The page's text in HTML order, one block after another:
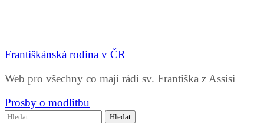
Františkánská rodina v ČR
Web pro všechny co mají rádi sv. Františka z Assisi
Prosby o modlitbu
Vyhledávání